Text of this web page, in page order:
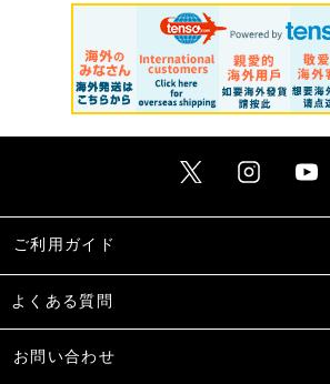
ご利用ガイド
よくある質問
お問い合わせ